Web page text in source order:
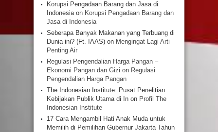
Korupsi Pengadaan Barang dan Jasa di
Indonesiaon Korupsi Pengadaan Barang dan
Jasa di Indonesia
Seberapa Banyak Makanan yang Terbuang di
Dunia ini? (Ft. IAAS) on Mengingat Lagi Arti
Penting Air
Regulasi Pengendalian Harga Pangan –
Ekonomi Pangan dan Gizi on Regulasi
Pengendalian Harga Pangan
The Indonesian Institute: Pusat Penelitian
Kebijakan Publik Utama di In on Profil The
Indonesian Institute
17 Cara Mengambil Hati Anak Muda untuk
Memilih di Pemilihan Gubernur Jakarta Tahun